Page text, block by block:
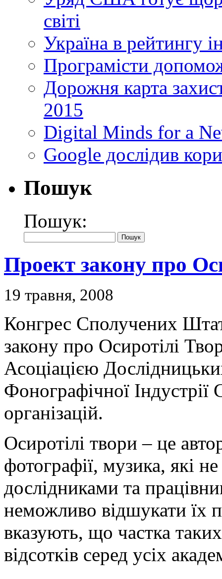
світі
Україна в рейтингу
Програмісти
Дорожня карта
2015
Digital Minds for a
Google дослідив
Пошук
Пошук:
Проект закону про
19 травня, 2008
Конгрес Сполучених
закону про Осиротілі
Асоціацією
Фонографічної
організацій.
Осиротілі твори – це
фотографії, музика, які
дослідниками та
неможливо відшукати їх
вказують, що частка
відсотків серед усіх